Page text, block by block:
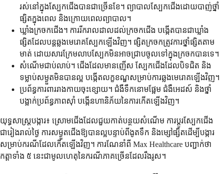
រស់នៅក្នុងស្បែកជើងបានជាច្រើនខែ។ ព្យាបាលស្បែកជើងដោយបាញ់ថ្នាំ
ផ្សិតក្នុងពេល និងក្រោយពេលព្យាបាល។
ឃ្លាំងក្រចកជើង។ ការរីករាលដាលដល់ក្រចកជើង បង្កើតបានជាឃ្លាំង
ផ្សិតដែលបន្តឆ្លងមេរោគស្បែកឡើងវិញ។ ផ្សិតក្រចកត្រូវការថ្នាំផ្សិតតាម
មាត់ ដោយសារក្រែមលាបស្បែកមិនអាចជ្រាបចូលទៅក្នុងក្រចកបានទេ។
សំណើមជាប់លាប់។ ជើងដែលមានញើស ស្បែកជើងដែលបិទជិត និង
ទម្លាប់សម្ងួតមិនបានល្អ បង្កើតលក្ខខណ្ឌសម្រាប់ការឆ្លងមេរោគឡើងវិញ។
ប្រព័ន្ធការពាររាងកាយចុះខ្សោយ។ ជំងឺទឹកនោមផ្អែម ជំងឺអេដស៍ និងថ្នាំ
បង្អាក់ប្រព័ន្ធភាពស៊ាំ បង្កើនហានិភ័យនៃការកើតឡើងវិញ។
យុទ្ធសាស្ត្របង្ការ៖ ស្រោមជើងដែលជួយកាត់បន្ថយសំណើម ការប្តូរស្បែកជើង
ជារៀងរាល់ថ្ងៃ ការសម្ងួតជើងឱ្យបានល្អបន្ទាប់ពីងូតទឹក និងម្សៅផ្សិតដើម្បីបង្ការ
សម្រាប់ករណីដែលកើតឡើងវិញ។ ការណែនាំពី Max Healthcare បញ្ជាក់ថា
កត្តាទាំង ៥ នេះជាមូលហេតុនៃករណីភាគច្រើនដែលរឹងរូស។